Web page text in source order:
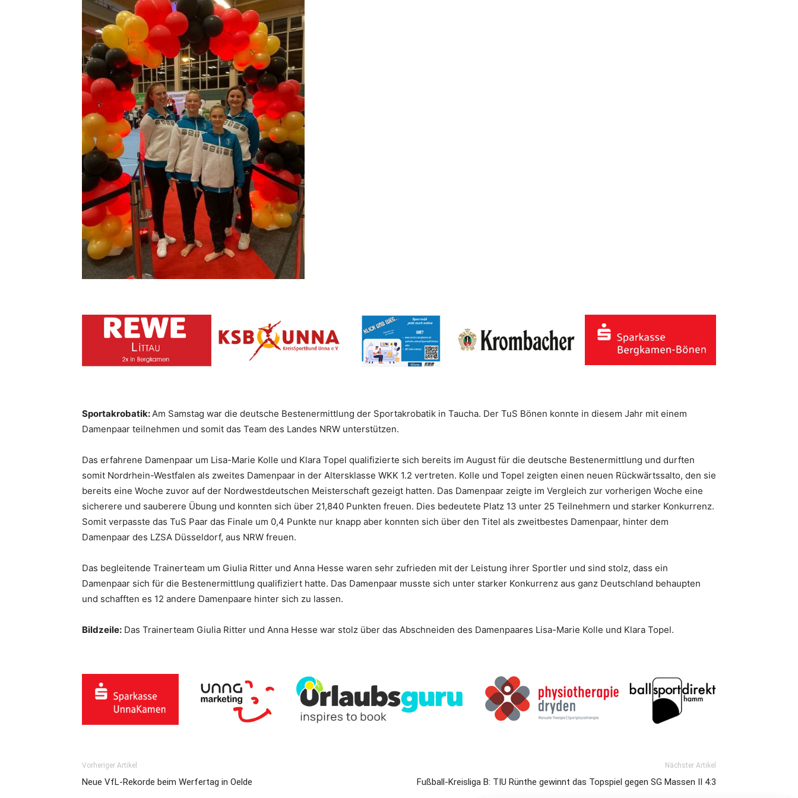
Sportakrobatik:Am Samstag war die deutsche Bestenermittlung der Sportakrobatik in Taucha. Der TuS Bönen konnte in diesem Jahr mit einem
Damenpaar teilnehmen und somit das Team des Landes NRW unterstützen.
Das erfahrene Damenpaar um Lisa-Marie Kolle und Klara Topel qualifizierte sich bereits im August für die deutsche Bestenermittlung und durften
somit Nordrhein-Westfalen als zweites Damenpaar in der Altersklasse WKK 1.2 vertreten. Kolle und Topel zeigten einen neuen Rückwärtssalto, den sie
bereits eine Woche zuvor auf der Nordwestdeutschen Meisterschaft gezeigt hatten. Das Damenpaar zeigte im Vergleich zur vorherigen Woche eine
sicherere und sauberere Übung und konnten sich über 21,840 Punkten freuen. Dies bedeutete Platz 13 unter 25 Teilnehmern und starker Konkurrenz.
Somit verpasste das TuS Paar das Finale um 0,4 Punkte nur knapp aber konnten sich über den Titel als zweitbestes Damenpaar, hinter dem
Damenpaar des LZSA Düsseldorf, aus NRW freuen.
Das begleitende Trainerteam um Giulia Ritter und Anna Hesse waren sehr zufrieden mit der Leistung ihrer Sportler und sind stolz, dass ein
Damenpaar sich für die Bestenermittlung qualifiziert hatte. Das Damenpaar musste sich unter starker Konkurrenz aus ganz Deutschland behaupten
und schafften es 12 andere Damenpaare hinter sich zu lassen.
Bildzeile: Das Trainerteam Giulia Ritter und Anna Hesse war stolz über das Abschneiden des Damenpaares Lisa-Marie Kolle und Klara Topel.
Vorheriger Artikel
Neue VfL-Rekorde beim Werfertag in Oelde
Nächster Artikel
Fußball-Kreisliga B: TIU Rünthe gewinnt das Topspiel gegen SG Massen II 4:3